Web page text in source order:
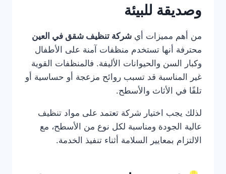
وصديقة للبيئة
من أهم مميزات أي شركة تنظيف شقق في العين
محترفة أنها تستخدم منظفات آمنة على الأطفال
وكبار السن والحيوانات الأليفة. فالمنظفات القوية
غير المناسبة قد تسبب روائح مزعجة أو حساسية أو
تلفًا في الأثاث والأسطح.
لذلك يجب اختيار شركة تعتمد على مواد تنظيف
عالية الجودة ومناسبة لكل نوع من الأسطح، مع
الالتزام بمعايير السلامة أثناء تنفيذ الخدمة.